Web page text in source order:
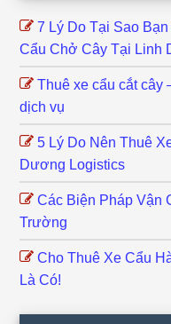
7 Lý Do Tại Sao
Cẩu Chở Cây Tại Linh
Thuê xe cẩu cắt cây
dịch vụ
5 Lý Do Nên Thuê
Dương Logistics
Các Biện Pháp Vận
Trường
Cho Thuê Xe Cẩu
Là Có!